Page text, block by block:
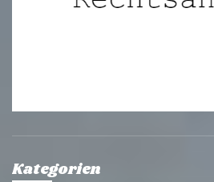
Kategorien